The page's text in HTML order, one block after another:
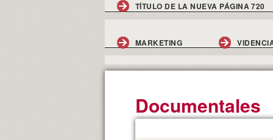
TÍTULO DE LA NUEVA PÁGINA 720
MARKETING
Documentales